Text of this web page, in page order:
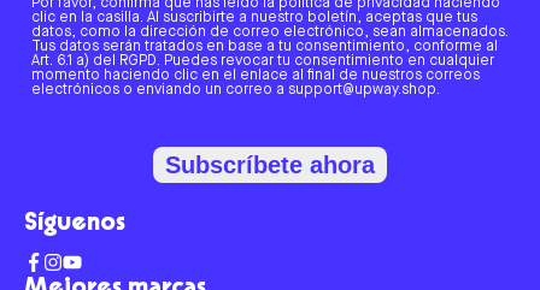
Por favor, confirma que has leído la política de privacidad haciendo
clic en la casilla. Al suscribirte a nuestro boletín, aceptas que tus
datos, como la dirección de correo electrónico, sean almacenados.
Tus datos serán tratados en base a tu consentimiento, conforme al
Art. 6.1 a) del RGPD. Puedes revocar tu consentimiento en cualquier
momento haciendo clic en el enlace al final de nuestros correos
electrónicos o enviando un correo a support@upway.shop.
Subscríbete ahora
Síguenos